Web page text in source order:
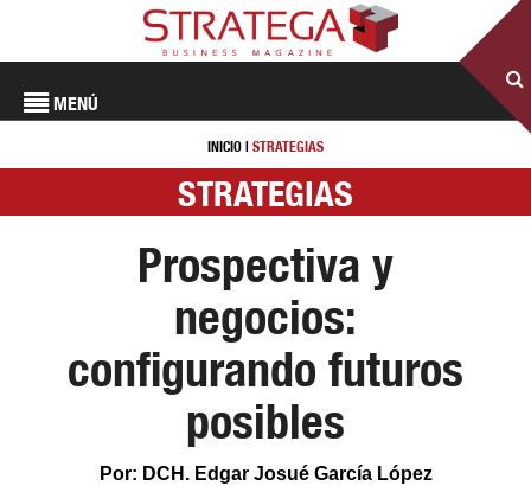
MENÚ
INICIO | STRATEGIAS
STRATEGIAS
Prospectiva y
negocios:
configurando futuros
posibles
Por: DCH. Edgar Josué García López